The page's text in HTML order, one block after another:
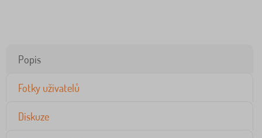
Popis
Fotky uživatelů
Diskuze